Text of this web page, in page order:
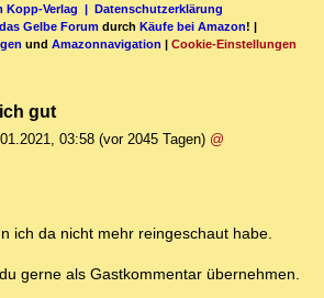
Kopp-Verlag | Datenschutzerklärung
Gelbe Forum durch Käufe bei Amazon! |
und Amazonnavigation | Cookie-Einstellungen
gut
03:58 (vor 2045 Tagen) @
ich da nicht mehr reingeschaut habe.
gerne als Gastkommentar übernehmen.